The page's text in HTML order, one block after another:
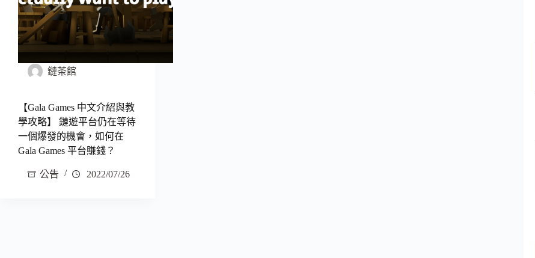
鏈茶館
【Gala Games 中文介紹與教
學攻略】 鏈遊平台仍在等待
一個爆發的機會，如何在
Gala Games 平台賺錢？
公告 2022/07/26